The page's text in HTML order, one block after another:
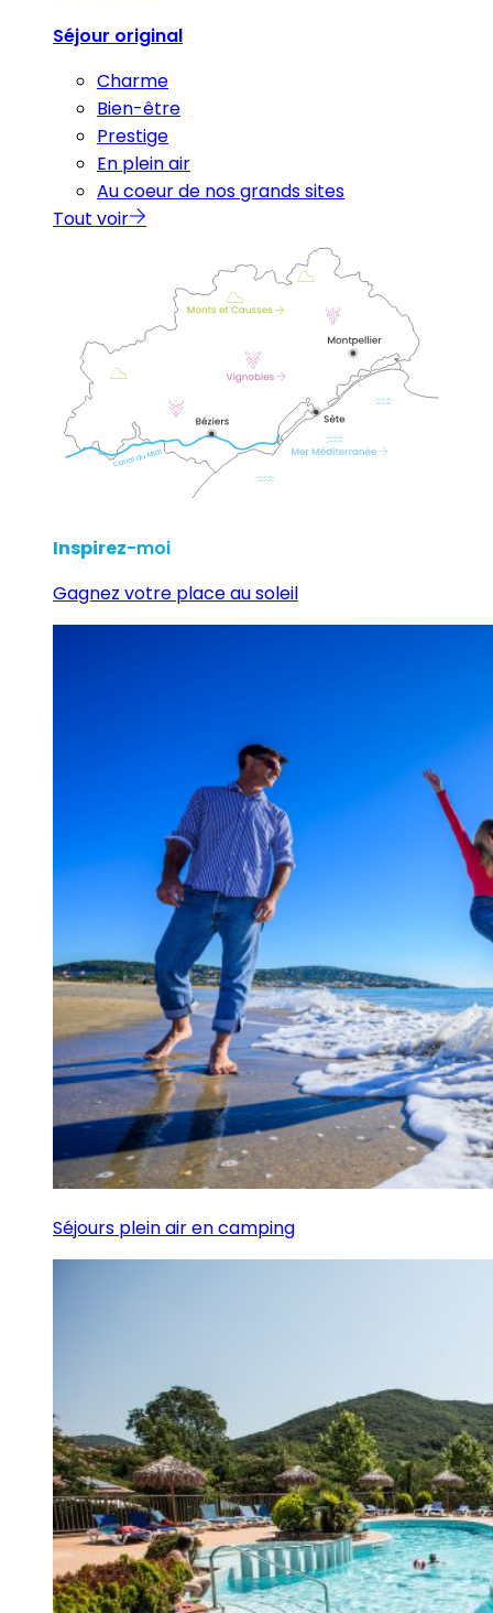
Séjour original
Charme
Bien-être
Prestige
En plein air
Au coeur de nos grands sites
Tout voir
Inspirez-moi
Gagnez votre place au soleil
Séjours plein air en camping